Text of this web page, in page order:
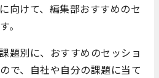
向けて、編集部おすすめのセ
。
題別に、おすすめのセッショ
で、自社や自分の課題に当て